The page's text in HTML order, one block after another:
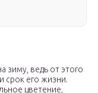
зиму, ведь от этого
срок его жизни.
цветение,